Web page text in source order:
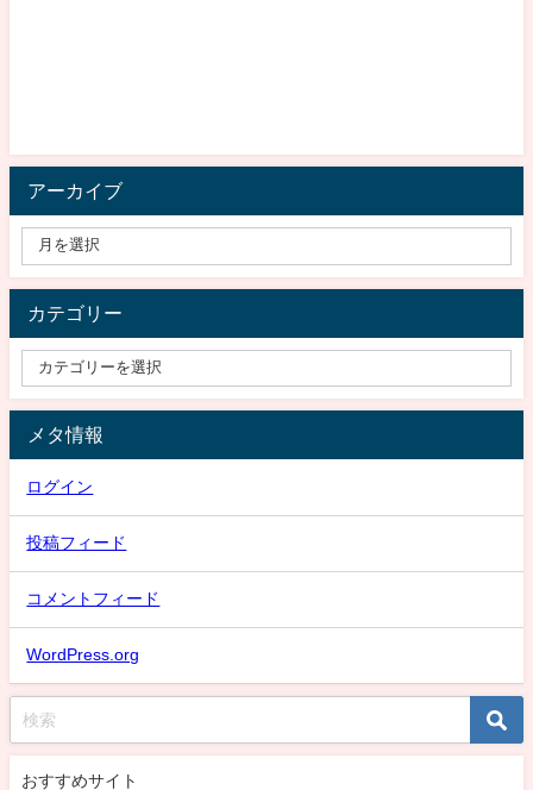
アーカイブ
カテゴリー
メタ情報
ログイン
投稿フィード
コメントフィード
WordPress.org
おすすめサイト